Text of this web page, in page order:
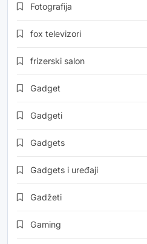
Fotografija
fox televizori
frizerski salon
Gadget
Gadgeti
Gadgets
Gadgets i uređaji
Gadžeti
Gaming